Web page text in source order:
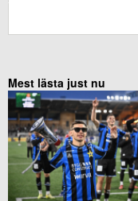
Mest lästa just nu